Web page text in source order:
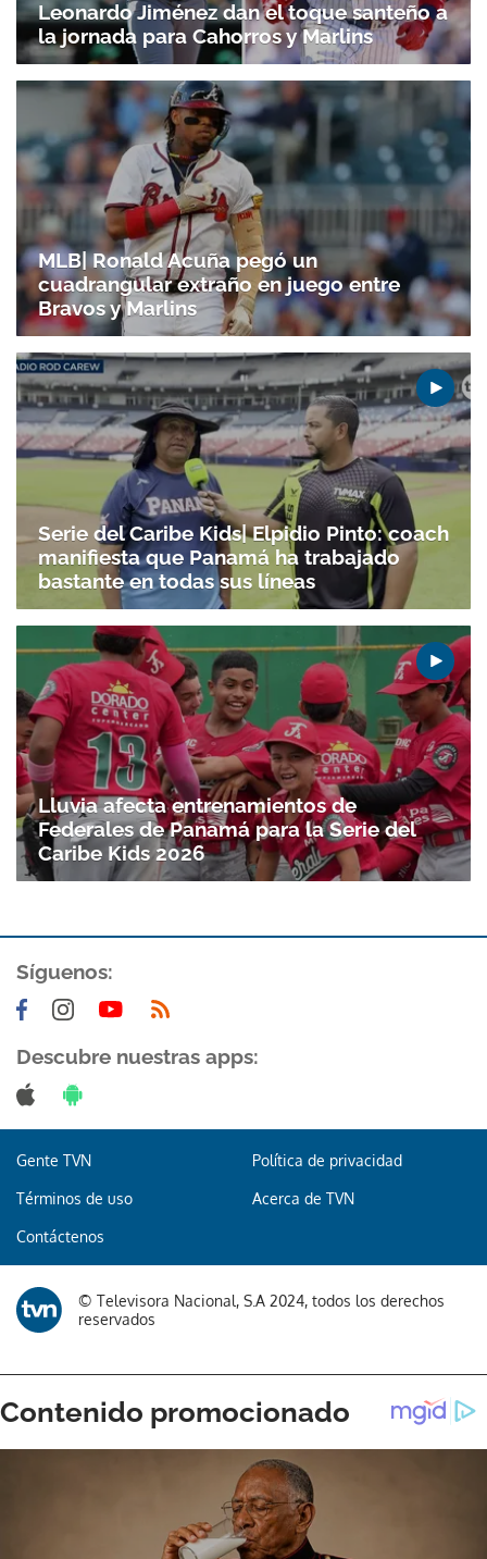
Gracias por suscribirte a nuestro boletín.
Leonardo Jiménez dan el toque santeño a
la jornada para Cahorros y Marlins
MLB| Ronald Acuña pegó un
cuadrangular extraño en juego entre
Bravos y Marlins
Serie del Caribe Kids| Elpidio Pinto: coach
manifiesta que Panamá ha trabajado
bastante en todas sus líneas
Lluvia afecta entrenamientos de
Federales de Panamá para la Serie del
Caribe Kids 2026
Síguenos:
Descubre nuestras apps:
Gente TVN Política de privacidad
Términos de uso Acerca de TVN
Contáctenos
© Televisora Nacional, S.A 2024, todos los derechos
reservados